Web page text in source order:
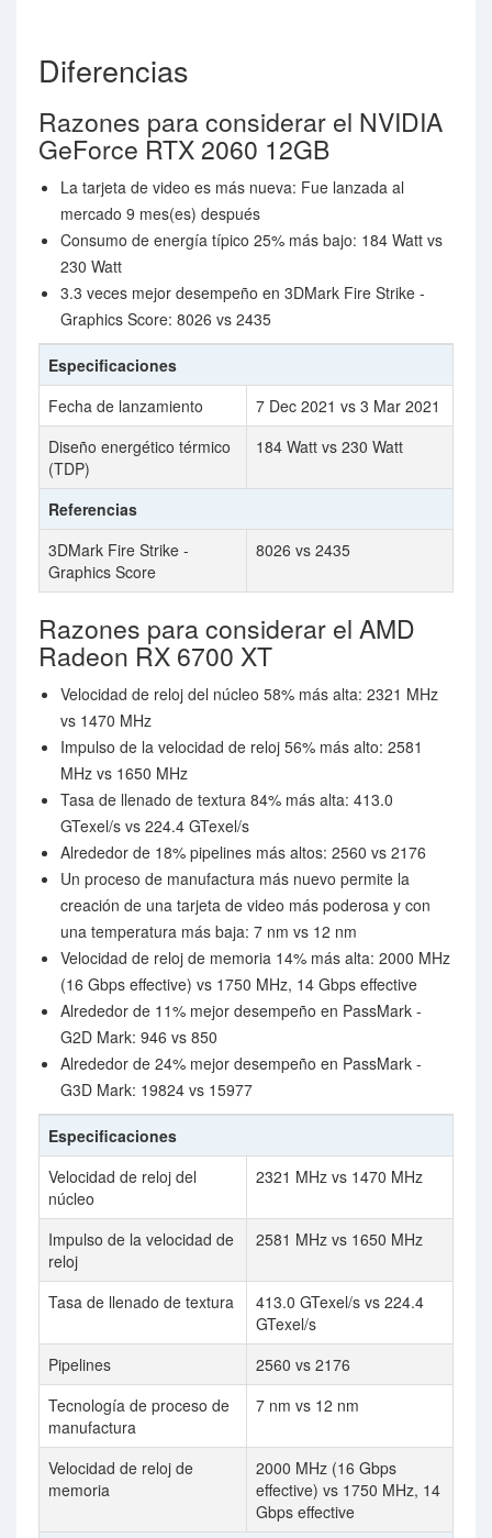
Diferencias
Razones para considerar el NVIDIA
GeForce RTX 2060 12GB
La tarjeta de video es más nueva: Fue lanzada al
mercado 9 mes(es) después
Consumo de energía típico 25% más bajo: 184 Watt vs
230 Watt
3.3 veces mejor desempeño en 3DMark Fire Strike -
Graphics Score: 8026 vs 2435
Especificaciones
Fecha de lanzamiento
7 Dec 2021 vs 3 Mar 2021
Diseño energético térmico
(TDP)
184 Watt vs 230 Watt
Referencias
3DMark Fire Strike -
Graphics Score
8026 vs 2435
Razones para considerar el AMD
Radeon RX 6700 XT
Velocidad de reloj del núcleo 58% más alta: 2321 MHz
vs 1470 MHz
Impulso de la velocidad de reloj 56% más alto: 2581
MHz vs 1650 MHz
Tasa de llenado de textura 84% más alta: 413.0
GTexel/s vs 224.4 GTexel/s
Alrededor de 18% pipelines más altos: 2560 vs 2176
Un proceso de manufactura más nuevo permite la
creación de una tarjeta de video más poderosa y con
una temperatura más baja: 7 nm vs 12 nm
Velocidad de reloj de memoria 14% más alta: 2000 MHz
(16 Gbps effective) vs 1750 MHz, 14 Gbps effective
Alrededor de 11% mejor desempeño en PassMark -
G2D Mark: 946 vs 850
Alrededor de 24% mejor desempeño en PassMark -
G3D Mark: 19824 vs 15977
Especificaciones
Velocidad de reloj del
núcleo
2321 MHz vs 1470 MHz
Impulso de la velocidad de
reloj
2581 MHz vs 1650 MHz
Tasa de llenado de textura
413.0 GTexel/s vs 224.4
GTexel/s
Pipelines
2560 vs 2176
Tecnología de proceso de
manufactura
7 nm vs 12 nm
Velocidad de reloj de
memoria
2000 MHz (16 Gbps
effective) vs 1750 MHz, 14
Gbps effective